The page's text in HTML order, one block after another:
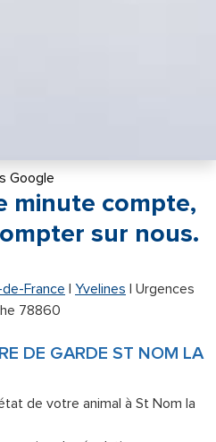
Google
minute compte,
sur nous.
France | Yvelines | Urgences
78860
DE GARDE ST NOM LA
de votre animal à St Nom la